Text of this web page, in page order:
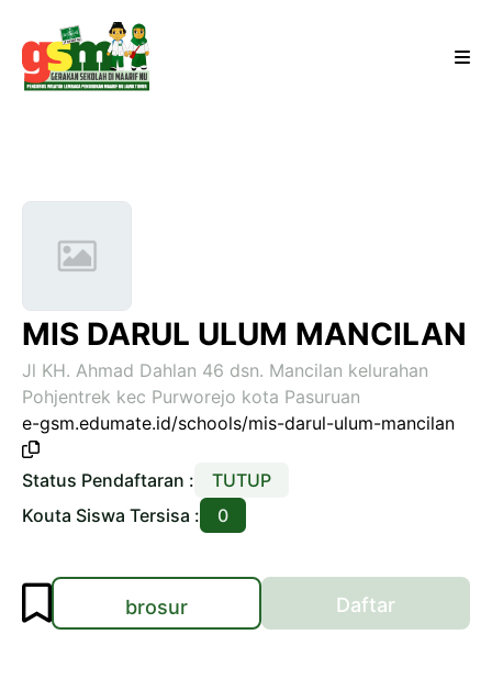
MIS DARUL ULUM MANCILAN
Jl KH. Ahmad Dahlan 46 dsn. Mancilan kelurahan
Pohjentrek kec Purworejo kota Pasuruan
e-gsm.edumate.id/schools/mis-darul-ulum-mancilan
Status Pendaftaran :
TUTUP
Kouta Siswa Tersisa :
0
brosur Daftar